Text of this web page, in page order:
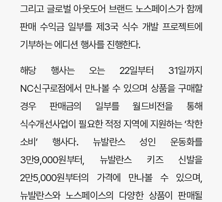
그리고 글로벌 아웃도어 브랜드 노스페이스가 함께
판매 수익금 일부를 제3국 식수 개발 프로젝트에
기부하는 에디션 행사를 진행한다.
해당 행사는 오는 22일부터 31일까지
NC신구로점에서 만나볼 수 있으며 상품을 구매할
경우 판매금의 일부를 월드비전을 통해
식수개선사업이 필요한 적정 지역에 지원하는 ‘착한
소비’ 행사다. 뉴발란스 성인 운동화를
3만9,000원부터, 뉴발란스 키즈 신발을
2만5,000원부터의 가격에 만나볼 수 있으며,
뉴발란스와 노스페이스의 다양한 상품이 판매될